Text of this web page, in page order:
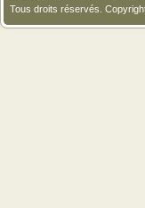
Tous droits réservés.